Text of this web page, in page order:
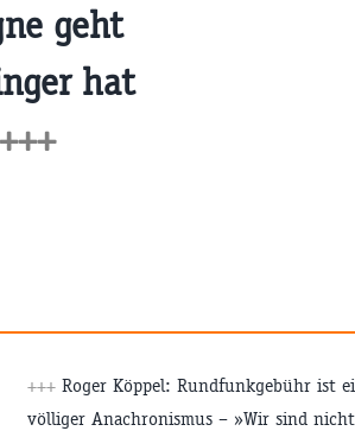
geht
hat
+++
+++ Roger Köppel: Rundfunkgebühr ist
völliger Anachronismus – »Wir sind